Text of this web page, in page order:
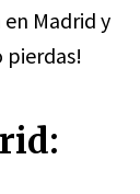
Madrid y
pierdas!